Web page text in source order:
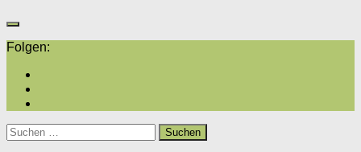
Folgen:
Suchen
nach: